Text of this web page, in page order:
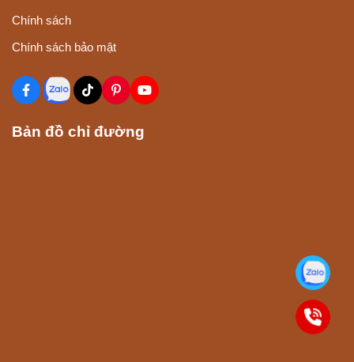
Chính sách
Chính sách bảo mật
Bản đồ chỉ đường